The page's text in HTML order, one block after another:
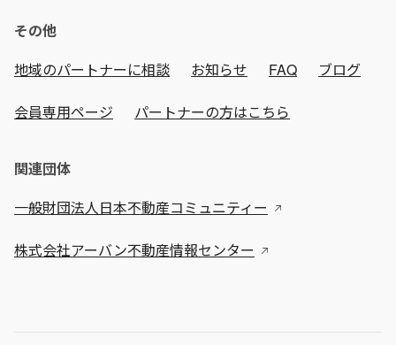
その他
地域のパートナーに相談
お知らせ FAQ ブログ
会員専用ページ パートナーの方はこちら
関連団体
一般財団法人日本不動産コミュニティー
株式会社アーバン不動産情報センター